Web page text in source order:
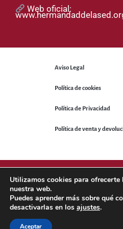
Web oficial:
Aviso Legal
Política de cookies
Política de Privacidad
Política de venta y
Sitio web desarrollado por
Utilizamos cookies para ofrecerte
nuestra web.
Puedes aprender más sobre qué
desactivarlas en los ajustes.
Aceptar